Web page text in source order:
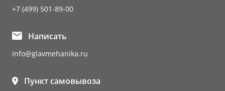
+7 (499) 501-89-00
Написать
info@glavmehanika.ru
Пункт самовывоза